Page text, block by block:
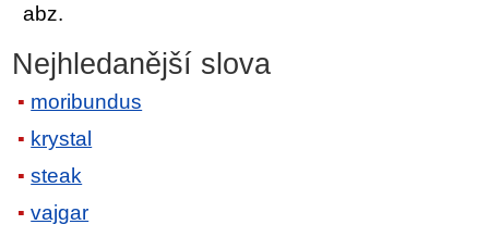
abz.
Nejhledanější slova
moribundus
krystal
steak
vajgar